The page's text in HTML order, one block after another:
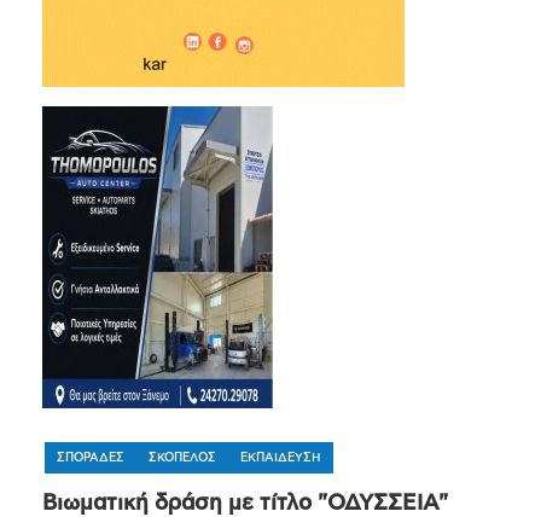
ΣΠΟΡΑΔΕΣ ΣΚΟΠΕΛΟΣ ΕΚΠΑΙΔΕΥΣΗ
Bιωματική δράση με τίτλο "ΟΔΥΣΣΕΙΑ"